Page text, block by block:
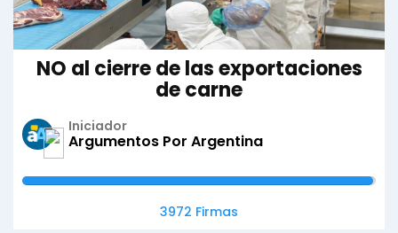
NO al cierre de las exportaciones
de carne
Iniciador
Argumentos Por Argentina
3972 Firmas